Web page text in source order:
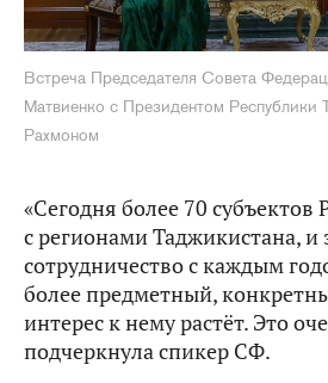
Встреча Председателя Совета
Матвиенко с Президентом
Рахмоном
«Сегодня более 70
с регионами Таджикистана, и
сотрудничество с каждым
более предметный,
интерес к нему растёт. Это
подчеркнула спикер СФ.